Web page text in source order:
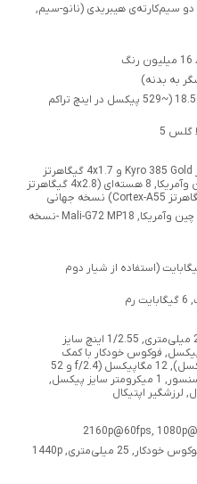
سیم‌کارته‌ی هیبریدی (نانو-سیم,
1440 در 2960 پیکسل, 18.5:9 (~529 پیکسل در اینچ تراکم
گلس 5
8 هسته‌ای (4x2.7 گیگاهرتز Kyro 385 Gold و 4x1.7 گیگاهرتز
Kyro 385 Silver) نسخه چین وآمریکا, 8 هسته‌ای (4x2.8 گیگاهرتز
Adreno 630 - نسخه چین وآمریکا, Mali-G72 MP18 -نسخه
اس‌دی، تا 400 گیگابایت (استفاده از شیار دوم
12 مگاپیکسل (f/1.5-2.4و 26 میلی‌متری, 1/2.55 اینچ سایز
سایز پیکسل, فوکوس خودکار با کمک
تشخیص فاز از نوع دوال پیکسل), 12 مگاپیکسل (f/2.4 و 52
میلی‌متری, 1/3.6 اینچ سایز سنسور, 1 میکرومتر سایز پیکسل,
لرزشگیر اپتیکال
2160p@60fps,